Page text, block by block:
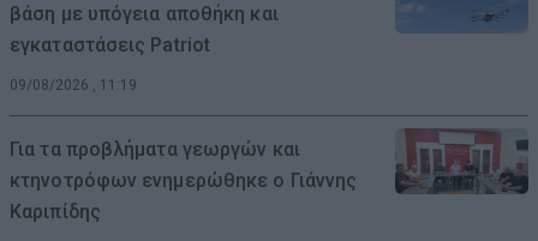
βάση με υπόγεια αποθήκη και
εγκαταστάσεις Patriot
09/08/2026 , 11:19
Για τα προβλήματα γεωργών και
κτηνοτρόφων ενημερώθηκε ο Γιάννης
Καριπίδης